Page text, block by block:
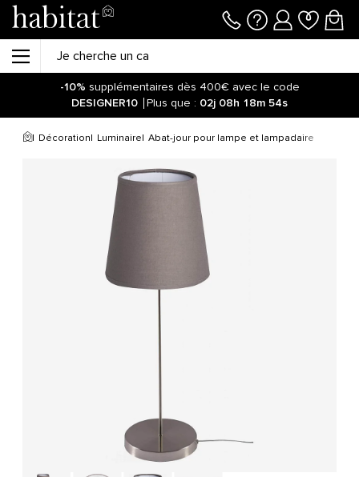
-10% supplémentaires dès 400€ avec le code
DESIGNER10
Plus que : 02j 08h 18m 54s
Décoration Luminaire Abat-jour pour lampe et lampadaire